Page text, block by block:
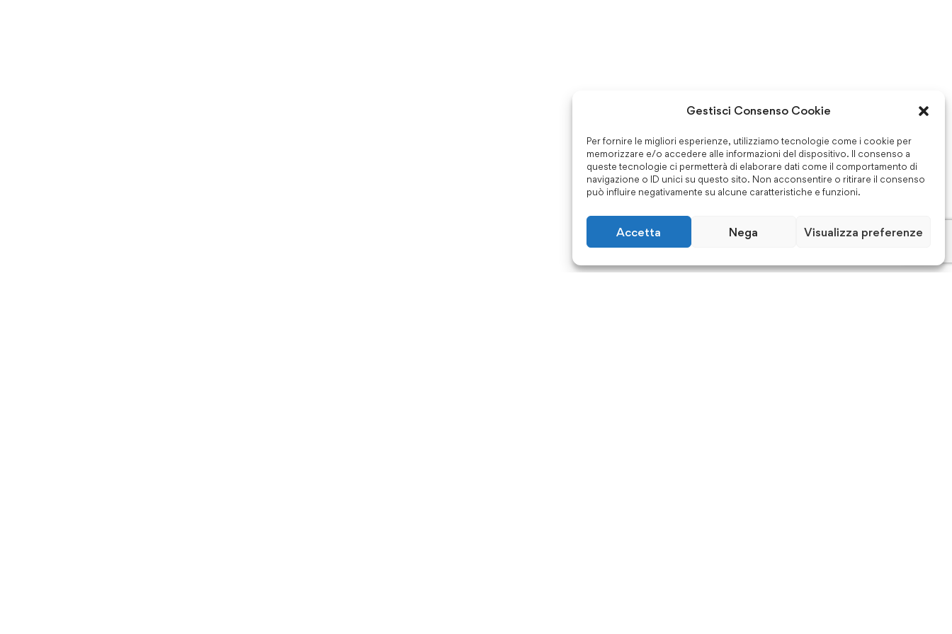
Gestisci Consenso Cookie
Per fornire le migliori esperienze, utilizziamo tecnologie come i cookie per
memorizzare e/o accedere alle informazioni del dispositivo. Il consenso a
queste tecnologie ci permetterà di elaborare dati come il comportamento di
navigazione o ID unici su questo sito. Non acconsentire o ritirare il consenso
può influire negativamente su alcune caratteristiche e funzioni.
Accetta Nega Visualizza preferenze